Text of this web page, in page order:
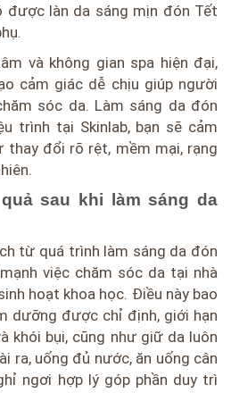
được làn da sáng mịn đón Tết
và không gian spa hiện đại,
cảm giác dễ chịu giúp người
sóc da. Làm sáng da đón
trình tại Skinlab, bạn sẽ cảm
thay đổi rõ rệt, mềm mại, rạng
sau khi làm sáng da
từ quá trình làm sáng da đón
việc chăm sóc da tại nhà
hoạt khoa học. Điều này bao
dưỡng được chỉ định, giới hạn
khói bụi, cũng như giữ da luôn
ra, uống đủ nước, ăn uống cân
ngơi hợp lý góp phần duy trì